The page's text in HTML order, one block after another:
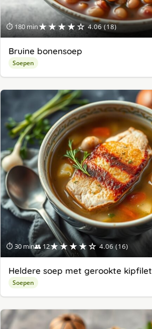
⏱ 180 min★★★★☆ 4.06 (18)
Bruine bonensoep
Soepen
⏱ 30 min👥 12★★★★☆ 4.06 (16)
Heldere soep met gerookte kipfilet
Soepen